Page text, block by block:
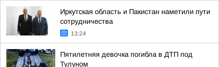
Иркутская область и Пакистан наметили пути
сотрудничества
13:24
Пятилетняя девочка погибла в ДТП под
Тулуном